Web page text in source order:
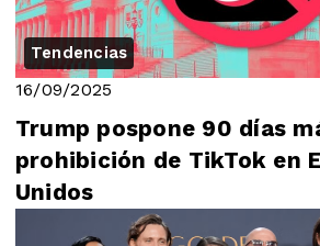
Tendencias
16/09/2025
Trump pospone 90 días
prohibición de TikTok en
Unidos